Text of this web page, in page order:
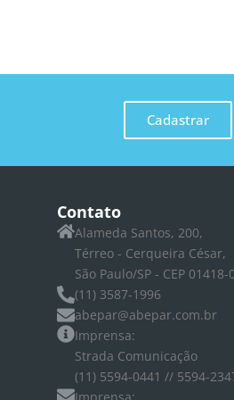
Cadastrar
Contato
Alameda Santos, 200,
Térreo - Cerqueira César,
São Paulo/SP - CEP 01418-
(11) 3587-1996
abepar@abepar.com.br
Imprensa:
Strada Comunicação
(11) 5594-0441 // 5594-